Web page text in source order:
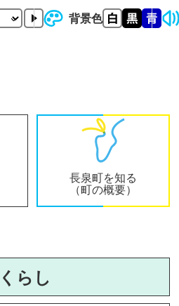
背景色
長泉町を知る
（町の概要）
くらし